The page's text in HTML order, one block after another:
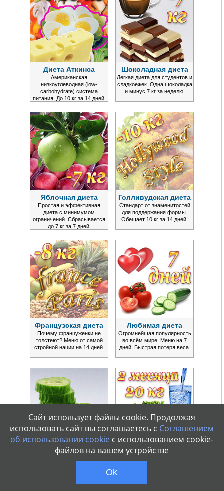
Диета Аткинса
Американская
низкоуглеводная (low-
carbohydrate) система
питания. До 10 кг за 14 дней.
Шоколадная диета
Легкая диета для студентов и
сладкоежек. Одна шоколадка
и минус 7 кг за неделю.
Яблочная диета
Простая и эффективная
диета с минимумом
ограничений. Сбрасывается
до 7 кг за 7 дней.
Голливудская диета
Стандарт от знаменитостей
для поддержания формы.
Обещает 10 кг за 14 дней.
Французская диета
Почему француженки не
толстеют? Меню от самой
стройной нации на 14 дней.
Любимая диета
Огромнейшая популярность
во всём мире. Меню на 7
дней. Быстрая потеря веса.
Огуречная диета
Сезонная популярная диета в
Диета Монтиньяка
Эффективная система
Сайт использует файлы cookie. Продолжая
использовать сайт вы соглашаетесь с Соглашением
об использовании cookieс использованием cookie-
файлов на вашем устройстве
Ok